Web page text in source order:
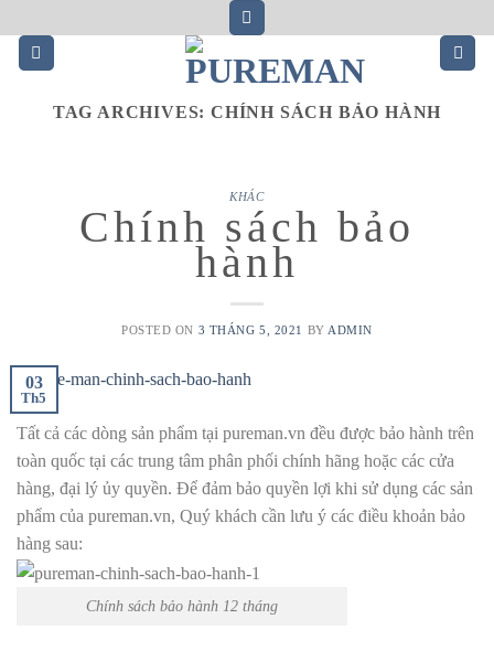
to
content
TAG ARCHIVES: CHÍNH SÁCH BẢO HÀNH
KHÁC
Chính sách bảo
hành
POSTED ON 3 THÁNG 5, 2021 BY ADMIN
03
Th5
Tất cả các dòng sản phẩm tại pureman.vn đều được bảo hành trên
toàn quốc tại các trung tâm phân phối chính hãng hoặc các cửa
hàng, đại lý ủy quyền. Để đảm bảo quyền lợi khi sử dụng các sản
phẩm của pureman.vn, Quý khách cần lưu ý các điều khoản bảo
hàng sau:
Chính sách bảo hành 12 tháng